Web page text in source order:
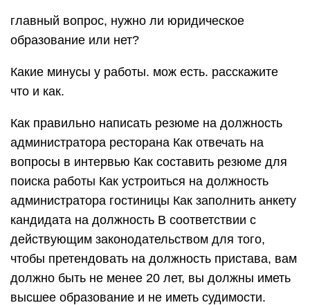
главный вопрос, нужно ли юридическое
образование или нет?
Какие минусы у работы. мож есть. расскажите
что и как.
Как правильно написать резюме на должность
администратора ресторана Как отвечать на
вопросы в интервью Как составить резюме для
поиска работы Как устроиться на должность
администратора гостиницы Как заполнить анкету
кандидата на должность В соответствии с
действующим законодательством для того,
чтобы претендовать на должность пристава, вам
должно быть не менее 20 лет, вы должны иметь
высшее образование и не иметь судимости.